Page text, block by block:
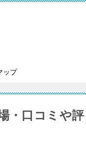
ップ
・口コミや評